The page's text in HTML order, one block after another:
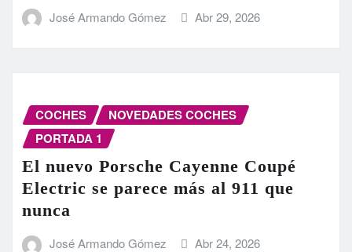
José Armando Gómez Abr 29, 2026
COCHES
NOVEDADES COCHES
PORTADA 1
El nuevo Porsche Cayenne Coupé
Electric se parece más al 911 que
nunca
José Armando Gómez Abr 24, 2026